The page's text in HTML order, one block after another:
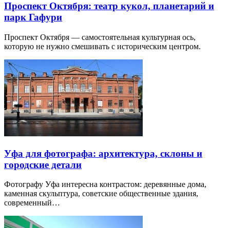
Проспект Октября: театр кукол, планетарий и
парк Гафури
Проспект Октября — самостоятельная культурная ось,
которую не нужно смешивать с историческим центром.
Уфа для фотографа: архитектура, склоны и
городские детали
Фотографу Уфа интересна контрастом: деревянные дома,
каменная скульптура, советские общественные здания,
современный…